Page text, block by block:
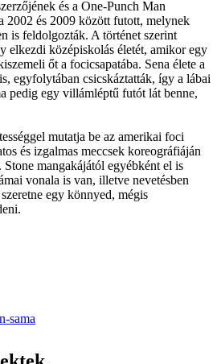
és a One-Punch Man
2002 és 2009 között futott, melynek
is feldolgozták. A történet szerint
elkezdi középiskolás életét, amikor egy
őt a focicsapatába. Sena élete a
egyfolytában csicskáztatták, így a lábai
pedig egy villámléptű futót lát benne,
mutatja be az amerikai foci
és izgalmas meccsek koreográfiáján
mangakájától egyébként el is
vonala is van, illetve nevetésben
egy könnyed, mégis
sama